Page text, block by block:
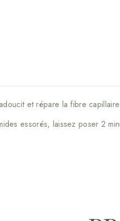
et répare la fibre capillaire.
essorés, laissez poser 2